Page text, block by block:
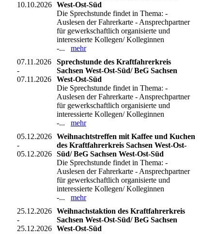
10.10.2026 West-Ost-Süd
Die Sprechstunde findet in Thema: -
Auslesen der Fahrerkarte - Ansprechpartner
für gewerkschaftlich organisierte und
interessierte Kollegen/ Kolleginnen
-... mehr
07.11.2026
-
07.11.2026
Sprechstunde des Kraftfahrerkreis
Sachsen West-Ost-Süd/ BeG Sachsen
West-Ost-Süd
Die Sprechstunde findet in Thema: -
Auslesen der Fahrerkarte - Ansprechpartner
für gewerkschaftlich organisierte und
interessierte Kollegen/ Kolleginnen
-... mehr
05.12.2026
-
05.12.2026
Weihnachtstreffen mit Kaffee und Kuchen
des Kraftfahrerkreis Sachsen West-Ost-
Süd/ BeG Sachsen West-Ost-Süd
Die Sprechstunde findet in Thema: -
Auslesen der Fahrerkarte - Ansprechpartner
für gewerkschaftlich organisierte und
interessierte Kollegen/ Kolleginnen
-... mehr
25.12.2026
-
25.12.2026
Weihnachstaktion des Kraftfahrerkreis
Sachsen West-Ost-Süd/ BeG Sachsen
West-Ost-Süd